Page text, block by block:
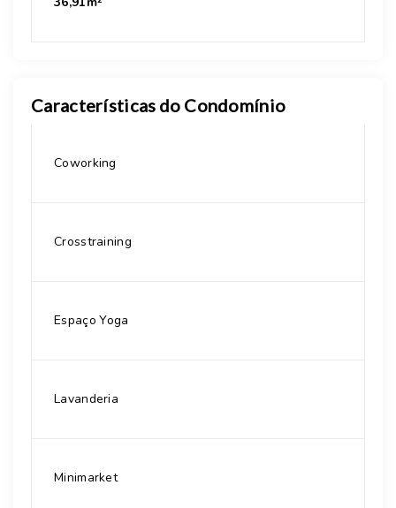
Características do Condomínio
Coworking
Crosstraining
Espaço Yoga
Lavanderia
Minimarket